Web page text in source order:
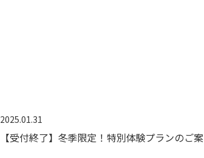
2025.01.31
【受付終了】冬季限定！特別体験プランのご